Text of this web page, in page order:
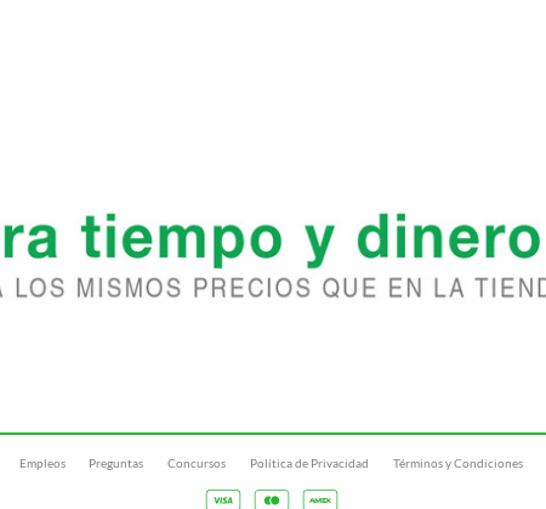
Empleos Preguntas Concursos Política de Privacidad Términos y Condiciones